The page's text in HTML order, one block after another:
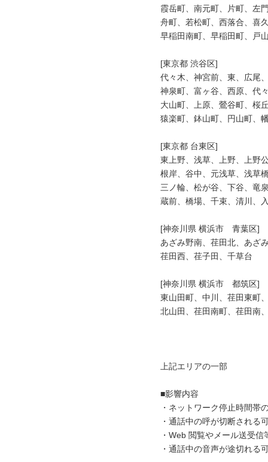
霞岳町、南元町、片町、左
舟町、若松町、西落合、喜
早稲田南町、早稲田町、戸
[東京都 渋谷区]
代々木、神宮前、東、広尾
神泉町、富ヶ谷、西原、代
大山町、上原、鶯谷町、桜
猿楽町、鉢山町、円山町、
[東京都 台東区]
東上野、浅草、上野、上野
根岸、谷中、元浅草、浅草
三ノ輪、松が谷、下谷、竜
蔵前、橋場、千束、清川、
[神奈川県 横浜市　青葉区]
あざみ野南、荏田北、あざ
荏田西、荏子田、千草台
[神奈川県 横浜市　都筑区]
東山田町、中川、荏田東町
北山田、荏田南町、荏田南
上記エリアの一部
■影響内容
・ネットワーク停止時間帯
・通話中の呼が切断される
・Web 閲覧やメール送受
・通話中の音声が途切れる